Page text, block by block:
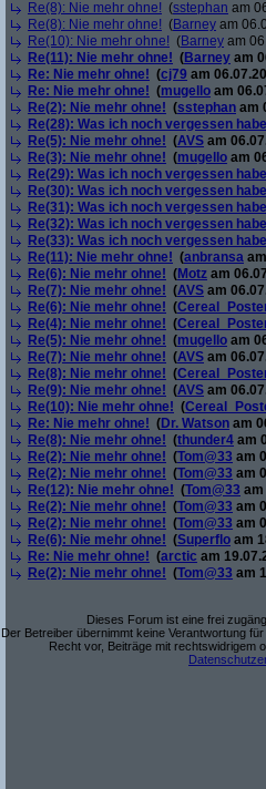
Re(8): Nie mehr ohne! (sstephan am
Re(8): Nie mehr ohne! (Barney am
Re(10): Nie mehr ohne! (Barney am
Re(11): Nie mehr ohne! (Barney am
Re: Nie mehr ohne! (cj79 am
Re: Nie mehr ohne! (mugello am
Re(2): Nie mehr ohne! (sstephan am
Re(28): Was ich noch vergessen
Re(5): Nie mehr ohne! (AVS am
Re(3): Nie mehr ohne! (mugello am
Re(29): Was ich noch vergessen
Re(30): Was ich noch vergessen
Re(31): Was ich noch vergessen
Re(32): Was ich noch vergessen
Re(33): Was ich noch vergessen
Re(11): Nie mehr ohne! (anbransa
Re(6): Nie mehr ohne! (Motz am
Re(7): Nie mehr ohne! (AVS am
Re(6): Nie mehr ohne! (
Re(4): Nie mehr ohne! (
Re(5): Nie mehr ohne! (mugello am
Re(7): Nie mehr ohne! (AVS am
Re(8): Nie mehr ohne! (
Re(9): Nie mehr ohne! (AVS am
Re(10): Nie mehr ohne! (
Re: Nie mehr ohne! (Dr. Watson am
Re(8): Nie mehr ohne! (thunder4 am
Re(2): Nie mehr ohne! (Tom@33 am
Re(2): Nie mehr ohne! (Tom@33 am
Re(12): Nie mehr ohne! (Tom@33 am
Re(2): Nie mehr ohne! (Tom@33 am
Re(2): Nie mehr ohne! (Tom@33 am
Re(6): Nie mehr ohne! (Superflo am
Re: Nie mehr ohne! (arctic am
Re(2): Nie mehr ohne! (Tom@33 am
Dieses Forum ist eine frei
Der Betreiber übernimmt keine Verantwortung
Recht vor, Beiträge mit rechtswidrigem